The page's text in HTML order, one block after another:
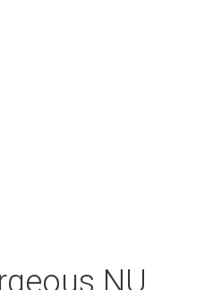
NU